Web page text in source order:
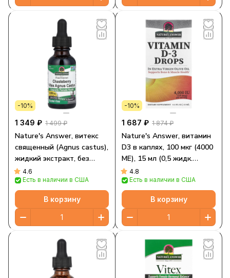
-10%
1 349 ₽ 1 499 ₽
Nature's Answer, витекс
священный (Agnus castus),
жидкий экстракт, без
спирта, 2000 мг, 30 мл (1
жидк. унция)
4.6
Есть в наличии в США
В корзину
-10%
1 687 ₽ 1 874 ₽
Nature's Answer, витамин
D3 в каплях, 100 мкг (4000
МЕ), 15 мл (0,5 жидк.
унции)
4.8
Есть в наличии в США
В корзину